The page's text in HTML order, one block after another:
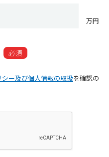
万円
必須
ー及び個人情報の取扱を確認の